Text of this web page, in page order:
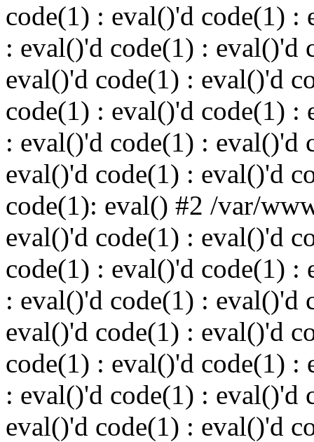
code(1) : eval()'d code(1) :
: eval()'d code(1) : eval()'d
eval()'d code(1) : eval()'d
code(1) : eval()'d code(1) :
: eval()'d code(1) : eval()'d
eval()'d code(1) : eval()'d
code(1): eval() #2 /var/
eval()'d code(1) : eval()'d
code(1) : eval()'d code(1) :
: eval()'d code(1) : eval()'d
eval()'d code(1) : eval()'d
code(1) : eval()'d code(1) :
: eval()'d code(1) : eval()'d
eval()'d code(1) : eval()'d